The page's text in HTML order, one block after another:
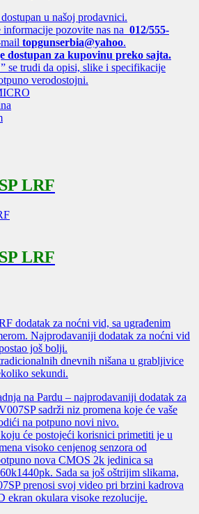
u našoj prodavnici.
informacije pozovite nas na 012/555-
topgunserbia@yahoo.
dostupan za kupovinu preko sajta.
se trudi da opisi, slike i specifikacije
verodostojni.
LRF
LRF
dodatak za noćni vid, sa ugrađenim
Najprodavaniji dodatak za noćni vid
još bolji.
dnevnih nišana u grabljivice
sekundi.
na Pardu – najprodavaniji dodatak za
sadrži niz promena koje će vaše
na potpuno novi nivo.
će postojeći korisnici primetiti je u
visoko cenjenog senzora od
nova CMOS 2k jedinica sa
Sada sa još oštrijim slikama,
prenosi svoj video pri brzini kadrova
ekran okulara visoke rezolucije.